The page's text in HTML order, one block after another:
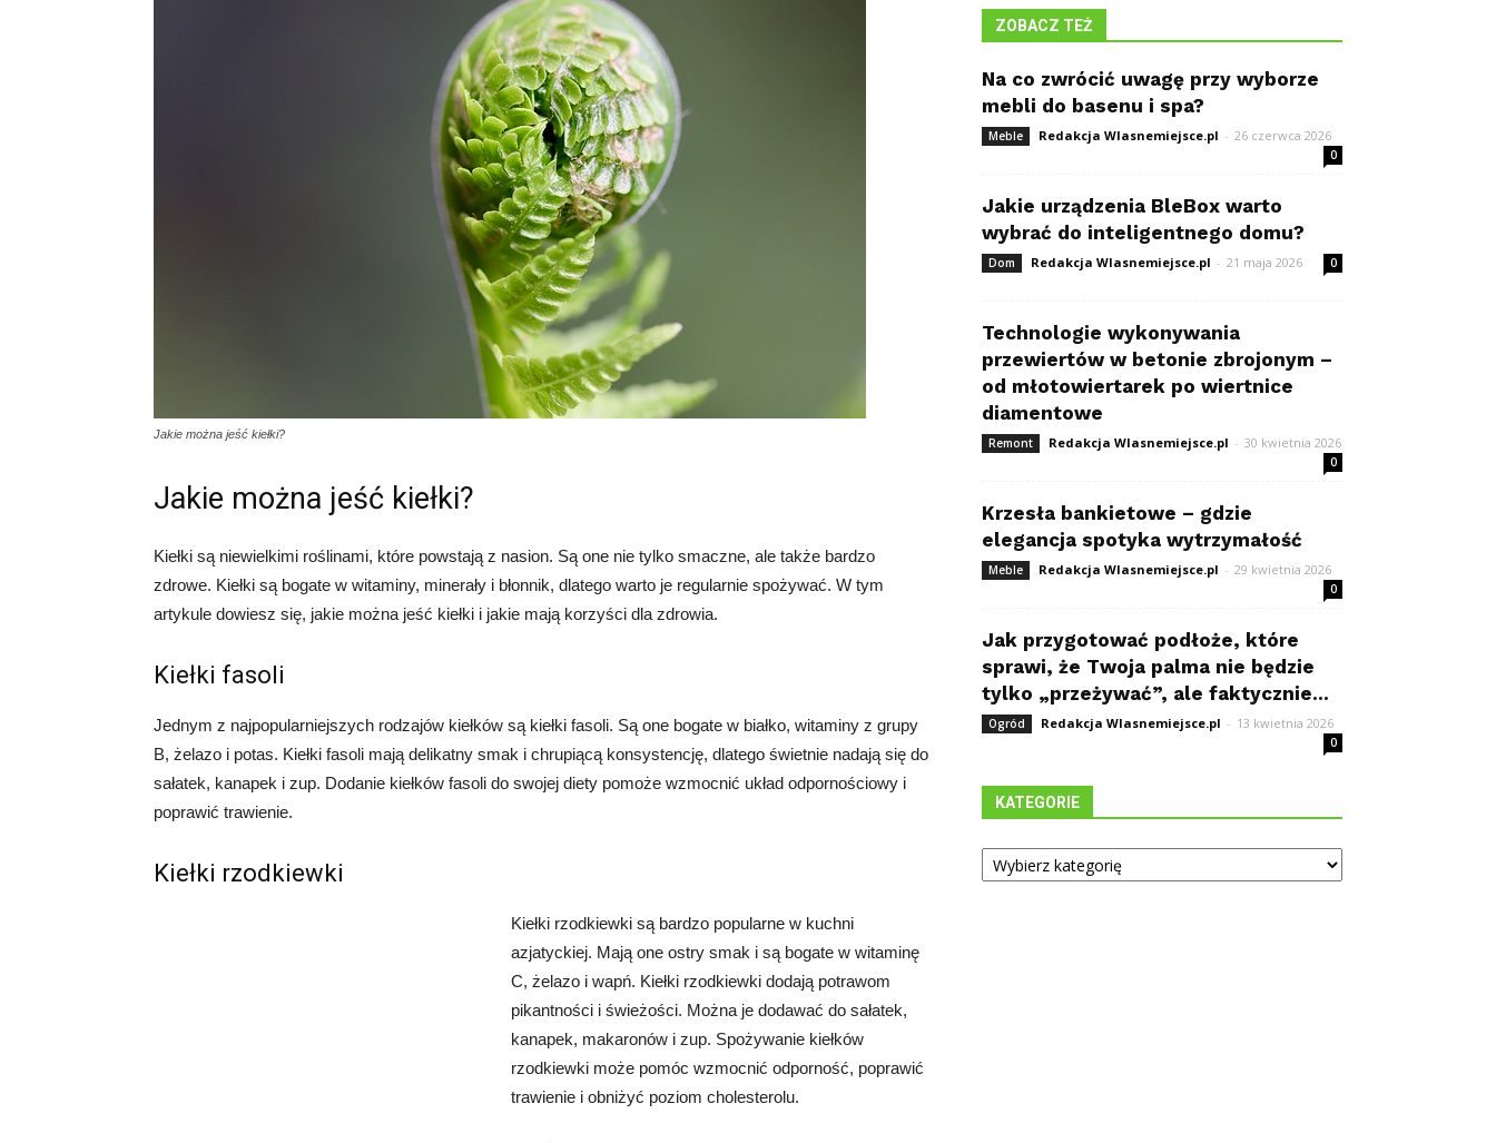
Jakie można jeść kiełki?
Jakie można jeść kiełki?
Kiełki są niewielkimi roślinami, które powstają z nasion. Są one nie tylko smaczne, ale także bardzo
zdrowe. Kiełki są bogate w witaminy, minerały i błonnik, dlatego warto je regularnie spożywać. W tym
artykule dowiesz się, jakie można jeść kiełki i jakie mają korzyści dla zdrowia.
Kiełki fasoli
Jednym z najpopularniejszych rodzajów kiełków są kiełki fasoli. Są one bogate w białko, witaminy z grupy
B, żelazo i potas. Kiełki fasoli mają delikatny smak i chrupiącą konsystencję, dlatego świetnie nadają się do
sałatek, kanapek i zup. Dodanie kiełków fasoli do swojej diety pomoże wzmocnić układ odpornościowy i
poprawić trawienie.
Kiełki rzodkiewki
Kiełki rzodkiewki są bardzo popularne w kuchni
azjatyckiej. Mają one ostry smak i są bogate w witaminę
C, żelazo i wapń. Kiełki rzodkiewki dodają potrawom
pikantności i świeżości. Można je dodawać do sałatek,
kanapek, makaronów i zup. Spożywanie kiełków
rzodkiewki może pomóc wzmocnić odporność, poprawić
trawienie i obniżyć poziom cholesterolu.
ZOBACZ TEŻ
Na co zwrócić uwagę przy wyborze
mebli do basenu i spa?
Meble Redakcja Wlasnemiejsce.pl - 26 czerwca 2026
0
Jakie urządzenia BleBox warto
wybrać do inteligentnego domu?
Dom Redakcja Wlasnemiejsce.pl - 21 maja 2026 0
Technologie wykonywania
przewiertów w betonie zbrojonym –
od młotowiertarek po wiertnice
diamentowe
Remont Redakcja Wlasnemiejsce.pl - 30 kwietnia 2026
0
Krzesła bankietowe – gdzie
elegancja spotyka wytrzymałość
Meble Redakcja Wlasnemiejsce.pl - 29 kwietnia 2026
0
Jak przygotować podłoże, które
sprawi, że Twoja palma nie będzie
tylko „przeżywać”, ale faktycznie...
Ogród Redakcja Wlasnemiejsce.pl - 13 kwietnia 2026
0
KATEGORIE
Kategorie